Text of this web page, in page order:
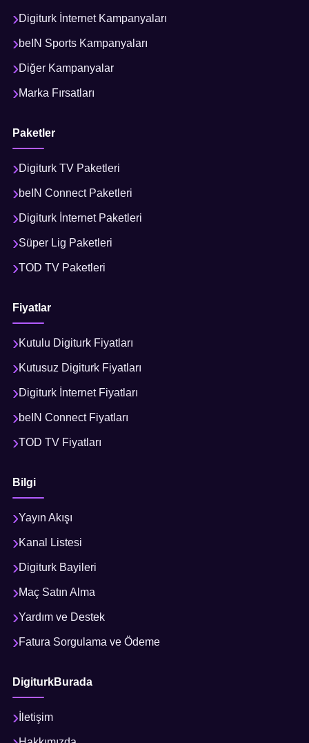
Digiturk İnternet Kampanyaları
beIN Sports Kampanyaları
Diğer Kampanyalar
Marka Fırsatları
Paketler
Digiturk TV Paketleri
beIN Connect Paketleri
Digiturk İnternet Paketleri
Süper Lig Paketleri
TOD TV Paketleri
Fiyatlar
Kutulu Digiturk Fiyatları
Kutusuz Digiturk Fiyatları
Digiturk İnternet Fiyatları
beIN Connect Fiyatları
TOD TV Fiyatları
Bilgi
Yayın Akışı
Kanal Listesi
Digiturk Bayileri
Maç Satın Alma
Yardım ve Destek
Fatura Sorgulama ve Ödeme
DigiturkBurada
İletişim